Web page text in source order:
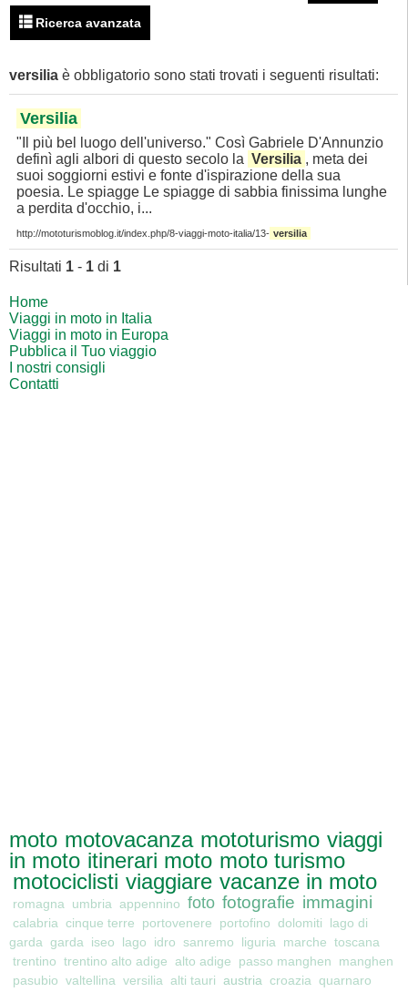
Ricerca avanzata
Ecco alcuni esempi su come utilizzare la ricerca:
Inserendoquesto e quello
otterranno risultati contenenti "questo" e "quello".
Inserendoquesto non quellonel modulo di ricerca si
otterranno risultati contenenti "questo" e non "quello".
Inserendoquesto o quellonel modulo di ricerca si
otterranno risultati contenenti o "questo" o "quello".
(tra virgolette) nel modulo di
ricerca si otterranno risultati contenenti la frase esatta
I risultati di ricerca possono essere anche filtrati utilizzando
una varietà di criteri. Seleziona uno o più filtri qui sotto per
iniziare.
versilia è obbligatorio sono stati trovati i seguenti risultati:
Versilia
"Il più bel luogo dell'universo." Così Gabriele D'Annunzio
definì agli albori di questo secolo la Versilia , meta dei
suoi soggiorni estivi e fonte d'ispirazione della sua
poesia. Le spiagge Le spiagge di sabbia finissima lunghe
a perdita d'occhio, i...
http://mototurismoblog.it/index.php/8-viaggi-moto-italia/13- versilia
Risultati 1 - 1 di 1
Home
Viaggi in moto in Italia
Viaggi in moto in Europa
Pubblica il Tuo viaggio
I nostri consigli
Contatti
moto motovacanza mototurismo viaggi
in moto itinerari moto moto turismo
motociclisti viaggiare vacanze in moto
romagna umbria appennino foto fotografie immagini
calabria cinque terre portovenere portofino dolomiti
lago di
garda garda iseo lago idro sanremo liguria marche toscana
trentino trentino alto adige alto adige passo manghen
manghen
pasubio valtellina versilia alti tauri austria croazia quarnaro